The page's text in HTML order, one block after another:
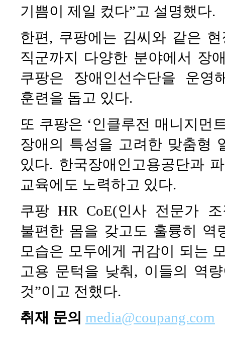
기쁨이 제일 컸다”고 설명했다.
한편, 쿠팡에는 김씨와 같은
직군까지 다양한 분야에서 장
쿠팡은 장애인선수단을 운
훈련을 돕고 있다.
또 쿠팡은 ‘인클루전 매니지먼
장애의 특성을 고려한 맞춤형
있다. 한국장애인고용공단과
교육에도 노력하고 있다.
쿠팡 HR CoE(인사 전문가
불편한 몸을 갖고도 훌륭히 역
모습은 모두에게 귀감이 되는
고용 문턱을 낮춰, 이들의 역
것”이고 전했다.
취재 문의 media@coupang.com